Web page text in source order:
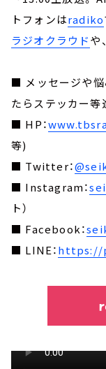
トフォンはradiko
ラジオクラウドや、
■ メッセージや悩
たらステッカー等
■ HP：
等)
■ Twitter：
■ Instagram：
ト）
■ Facebook：
■ LINE：https://